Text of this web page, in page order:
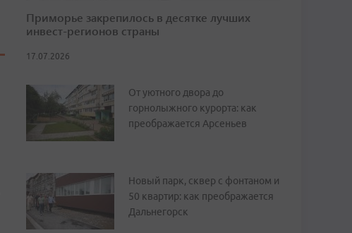
Приморье закрепилось в десятке лучших
инвест-регионов страны
17.07.2026
От уютного двора до
горнолыжного курорта: как
преображается Арсеньев
Новый парк, сквер с фонтаном и
50 квартир: как преображается
Дальнегорск